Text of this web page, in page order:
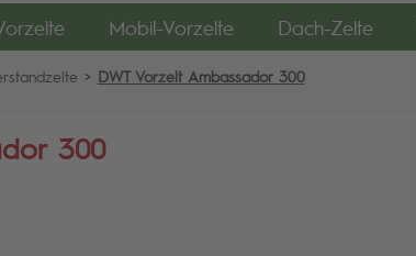
Mobil-Vorzelte Dach-Zelte
> DWT Vorzelt Ambassador 300
300